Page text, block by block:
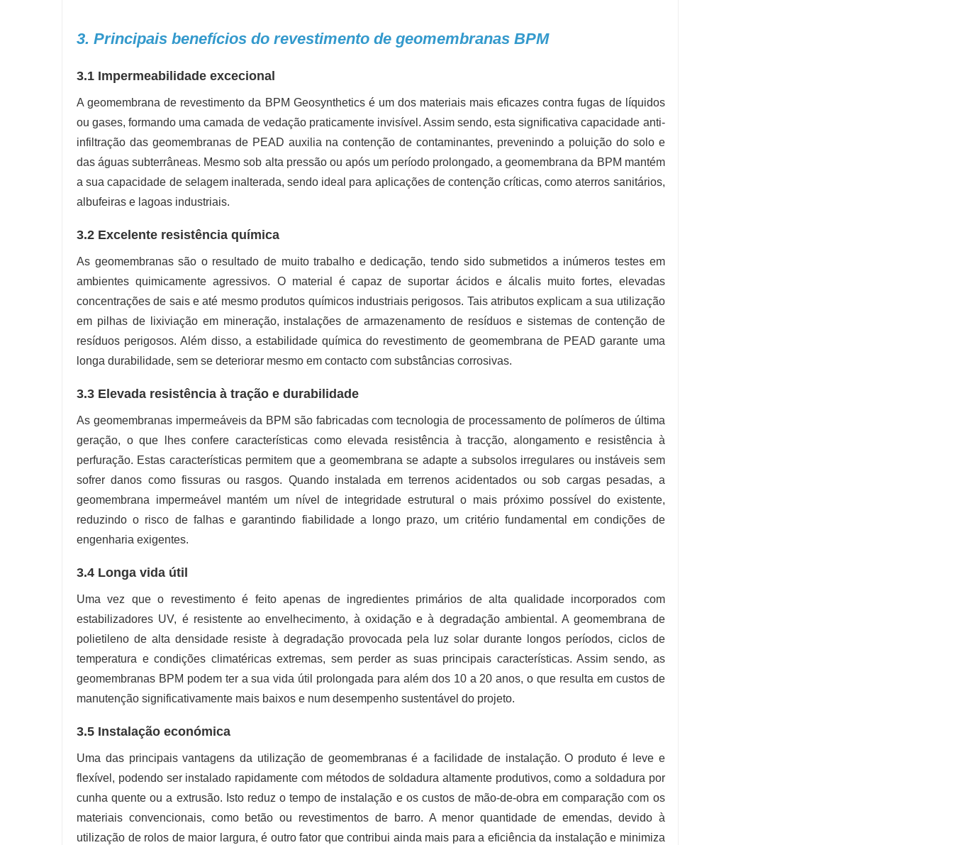
3. Principais benefícios do revestimento de geomembranas BPM
3.1 Impermeabilidade excecional
A geomembrana de revestimento da BPM Geosynthetics é um dos materiais mais eficazes contra fugas de líquidos
ou gases, formando uma camada de vedação praticamente invisível. Assim sendo, esta significativa capacidade anti-
infiltração das geomembranas de PEAD auxilia na contenção de contaminantes, prevenindo a poluição do solo e
das águas subterrâneas. Mesmo sob alta pressão ou após um período prolongado, a geomembrana da BPM mantém
a sua capacidade de selagem inalterada, sendo ideal para aplicações de contenção críticas, como aterros sanitários,
albufeiras e lagoas industriais.
3.2 Excelente resistência química
As geomembranas são o resultado de muito trabalho e dedicação, tendo sido submetidos a inúmeros testes em
ambientes quimicamente agressivos. O material é capaz de suportar ácidos e álcalis muito fortes, elevadas
concentrações de sais e até mesmo produtos químicos industriais perigosos. Tais atributos explicam a sua utilização
em pilhas de lixiviação em mineração, instalações de armazenamento de resíduos e sistemas de contenção de
resíduos perigosos. Além disso, a estabilidade química do revestimento de geomembrana de PEAD garante uma
longa durabilidade, sem se deteriorar mesmo em contacto com substâncias corrosivas.
3.3 Elevada resistência à tração e durabilidade
As geomembranas impermeáveis ​​da BPM são fabricadas com tecnologia de processamento de polímeros de última
geração, o que lhes confere características como elevada resistência à tracção, alongamento e resistência à
perfuração. Estas características permitem que a geomembrana se adapte a subsolos irregulares ou instáveis ​​sem
sofrer danos como fissuras ou rasgos. Quando instalada em terrenos acidentados ou sob cargas pesadas, a
geomembrana impermeável mantém um nível de integridade estrutural o mais próximo possível do existente,
reduzindo o risco de falhas e garantindo fiabilidade a longo prazo, um critério fundamental em condições de
engenharia exigentes.
3.4 Longa vida útil
Uma vez que o revestimento é feito apenas de ingredientes primários de alta qualidade incorporados com
estabilizadores UV, é resistente ao envelhecimento, à oxidação e à degradação ambiental. A geomembrana de
polietileno de alta densidade resiste à degradação provocada pela luz solar durante longos períodos, ciclos de
temperatura e condições climatéricas extremas, sem perder as suas principais características. Assim sendo, as
geomembranas BPM podem ter a sua vida útil prolongada para além dos 10 a 20 anos, o que resulta em custos de
manutenção significativamente mais baixos e num desempenho sustentável do projeto.
3.5 Instalação económica
Uma das principais vantagens da utilização de geomembranas é a facilidade de instalação. O produto é leve e
flexível, podendo ser instalado rapidamente com métodos de soldadura altamente produtivos, como a soldadura por
cunha quente ou a extrusão. Isto reduz o tempo de instalação e os custos de mão-de-obra em comparação com os
materiais convencionais, como betão ou revestimentos de barro. A menor quantidade de emendas, devido à
utilização de rolos de maior largura, é outro fator que contribui ainda mais para a eficiência da instalação e minimiza